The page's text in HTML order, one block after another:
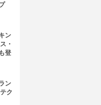
ン
・
登
ン
ク